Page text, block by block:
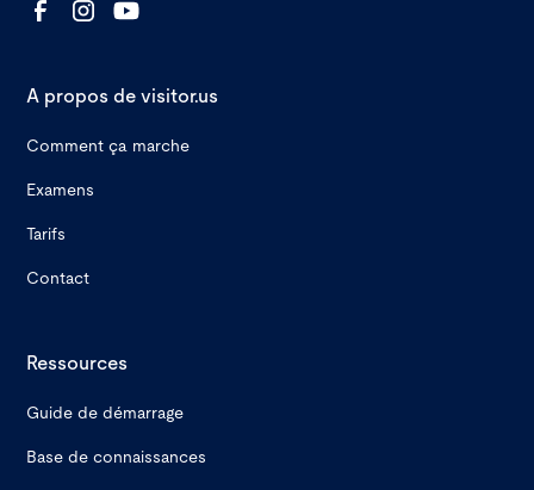
A propos de visitor.us
Comment ça marche
Examens
Tarifs
Contact
Ressources
Guide de démarrage
Base de connaissances